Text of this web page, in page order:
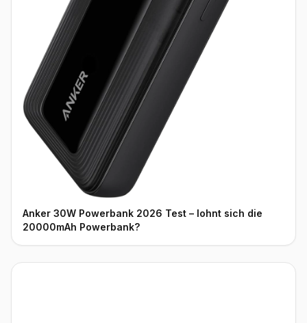
Anker 30W Powerbank 2026 Test – lohnt sich die
20000mAh Powerbank?